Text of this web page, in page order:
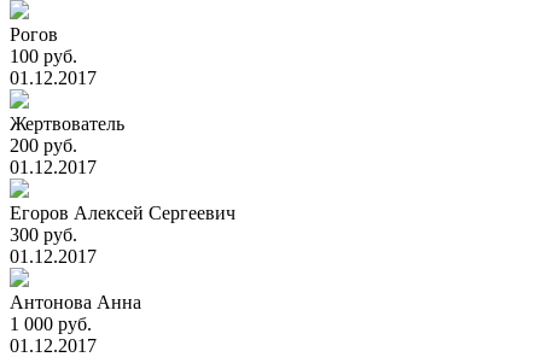
Рогов
100 руб.
01.12.2017
Жертвователь
200 руб.
01.12.2017
Егоров Алексей Сергеевич
300 руб.
01.12.2017
Антонова Анна
1 000 руб.
01.12.2017